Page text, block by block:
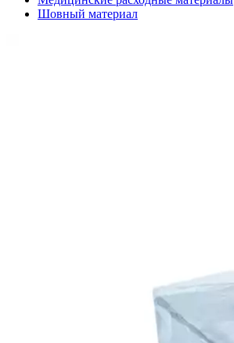
Шовный материал